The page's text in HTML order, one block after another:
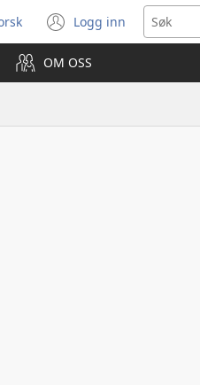
Logg inn
(åpner
nytt
vindu)
OM OSS